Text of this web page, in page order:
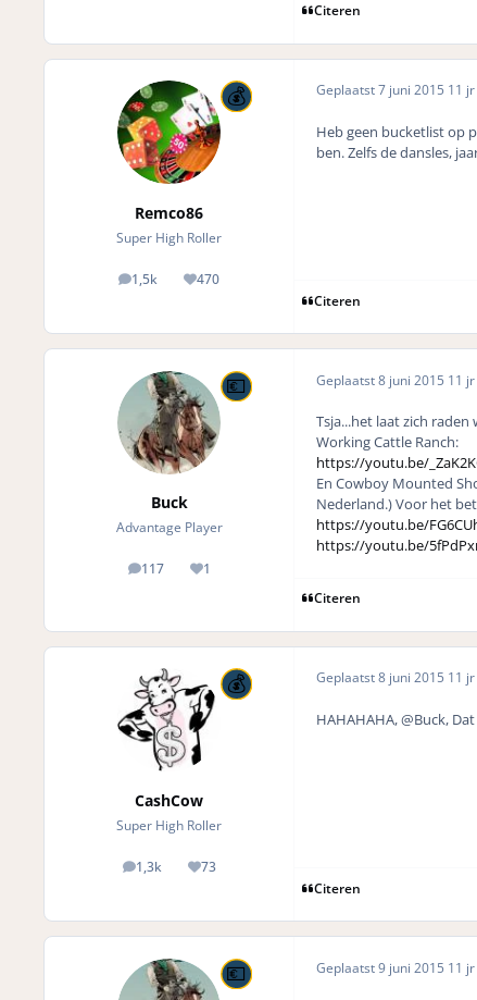
Citeren
Remco86
Super High Roller
1,5k
posts 470
Reputation
Geplaatst7 juni 2015 11 jr
Heb geen bucketlist op
ben. Zelfs de dansles,
Citeren
Buck
Advantage Player
117
posts 1
Reputation
Geplaatst8 juni 2015 11 jr
Tsja...het laat zich
Working Cattle Ranch:
https://youtu.be/
En Cowboy Mounted
Nederland.) Voor het
https://youtu.be/
https://youtu.be/
Citeren
CashCow
Super High Roller
1,3k
posts 73
Reputation
Geplaatst8 juni 2015 11 jr
HAHAHAHA, @Buck,
Citeren
Geplaatst9 juni 2015 11 jr